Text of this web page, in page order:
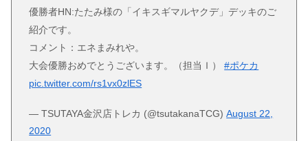
優勝者HN:たたみ様の「イキスギマルヤクデ」デッキのご
紹介です。
コメント：エネまみれや。
大会優勝おめでとうございます。（担当Ｉ）#ポケカ
pic.twitter.com/rs1vx0zlES
— TSUTAYA金沢店トレカ (@tsutakanaTCG)August 22,
2020